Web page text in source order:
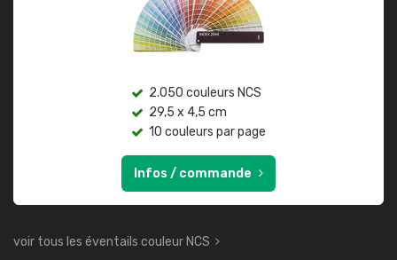
2.050 couleurs NCS
29,5 x 4,5 cm
10 couleurs par page
Infos / commande
voir tous les éventails couleur NCS